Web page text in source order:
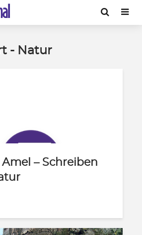
- Natur
Amel – Schreiben